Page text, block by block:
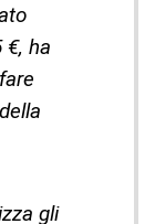
€, ha
gli